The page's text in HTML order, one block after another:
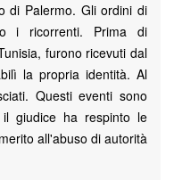
di Palermo. Gli ordini di
i ricorrenti. Prima di
furono ricevuti dal
la propria identità. Al
Questi eventi sono
giudice ha respinto le
all'abuso di autorità